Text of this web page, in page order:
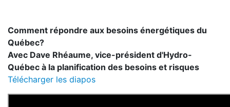
Comment répondre aux besoins énergétiques du
Québec?
Avec Dave Rhéaume, vice-président d'Hydro-
Québec à la planification des besoins et risques
Télécharger les diapos